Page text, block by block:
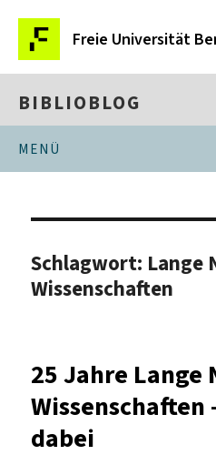
Freie Universität
BIBLIOBLOG
MENÜ
Schlagwort: Lange
Wissenschaften
25 Jahre Lange
Wissenschaften
dabei